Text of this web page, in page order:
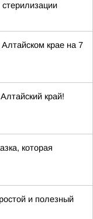
крае на 7
край!
которая
и полезный